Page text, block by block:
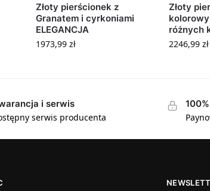
Złoty pierścionek z
Granatem i cyrkoniami
ELEGANCJA
1973,99 zł
Złoty
różnych
2246,99 zł
i serwis
serwis producenta